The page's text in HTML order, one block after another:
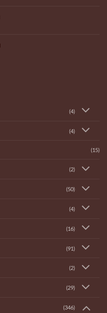
(4)
(4)
(15)
(2)
(50)
(4)
(16)
(91)
(2)
(29)
(346)